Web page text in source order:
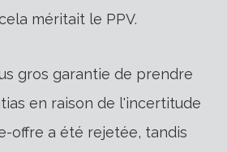
méritait le PPV.
gros garantie de prendre
en raison de l'incertitude
offre a été rejetée, tandis